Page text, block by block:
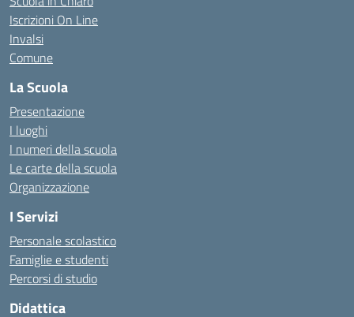
Iscrizioni On Line
Invalsi
Comune
La Scuola
Presentazione
I luoghi
I numeri della scuola
Le carte della scuola
Organizzazione
I Servizi
Personale scolastico
Famiglie e studenti
Percorsi di studio
Didattica